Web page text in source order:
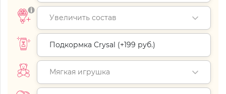
Увеличить состав
Подкормка Crysal (+199 руб.)
Мягкая игрушка